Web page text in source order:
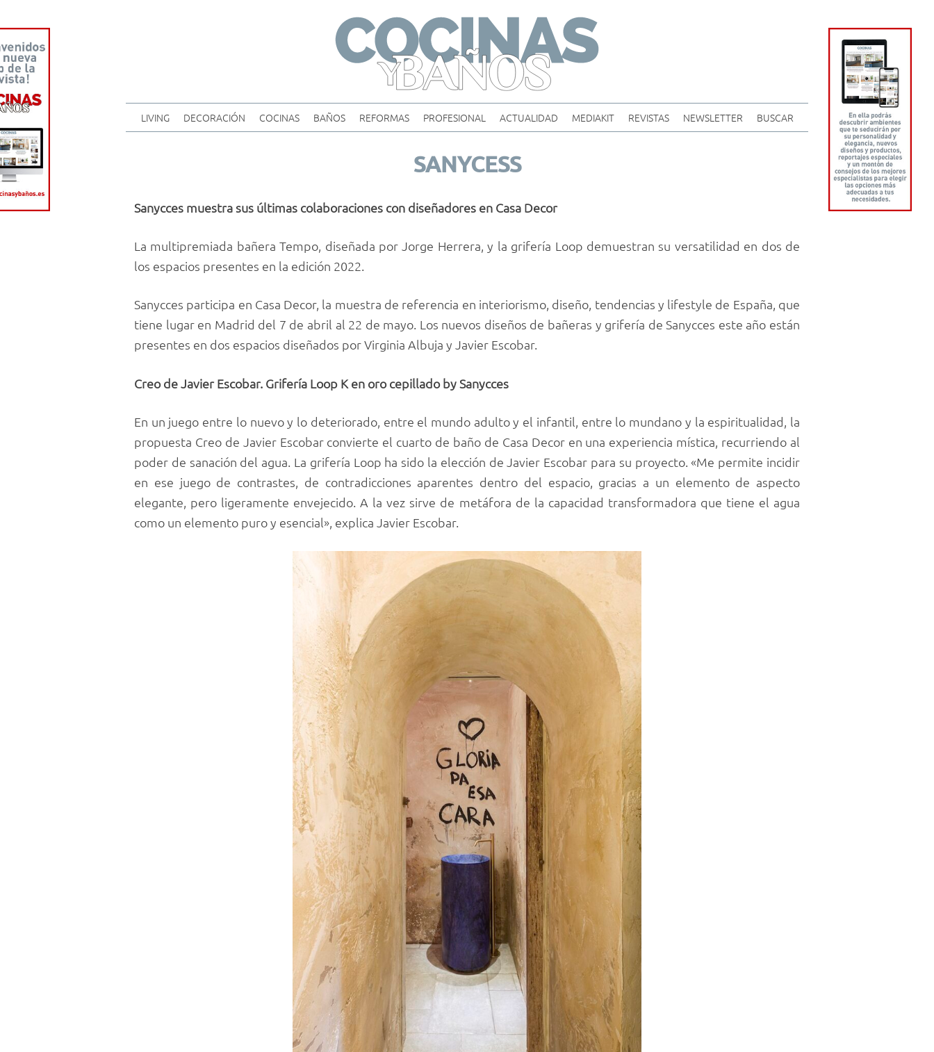
content
LIVING DECORACIÓN COCINAS BAÑOS REFORMAS PROFESIONAL ACTUALIDAD MEDIAKIT REVISTAS NEWSLETTER BUSCAR
SANYCESS
Sanycces muestra sus últimas colaboraciones con diseñadores en Casa Decor
La multipremiada bañera Tempo, diseñada por Jorge Herrera, y la grifería Loop demuestran su versatilidad en dos de
los espacios presentes en la edición 2022.
Sanycces participa en Casa Decor, la muestra de referencia en interiorismo, diseño, tendencias y lifestyle de España, que
tiene lugar en Madrid del 7 de abril al 22 de mayo. Los nuevos diseños de bañeras y grifería de Sanycces este año están
presentes en dos espacios diseñados por Virginia Albuja y Javier Escobar.
Creo de Javier Escobar. Grifería Loop K en oro cepillado by Sanycces
En un juego entre lo nuevo y lo deteriorado, entre el mundo adulto y el infantil, entre lo mundano y la espiritualidad, la
propuesta Creo de Javier Escobar convierte el cuarto de baño de Casa Decor en una experiencia mística, recurriendo al
poder de sanación del agua. La grifería Loop ha sido la elección de Javier Escobar para su proyecto. «Me permite incidir
en ese juego de contrastes, de contradicciones aparentes dentro del espacio, gracias a un elemento de aspecto
elegante, pero ligeramente envejecido. A la vez sirve de metáfora de la capacidad transformadora que tiene el agua
como un elemento puro y esencial», explica Javier Escobar.